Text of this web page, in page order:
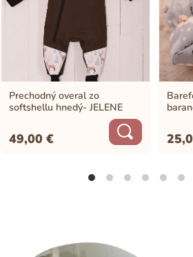
Prechodný overal zo
softshellu hnedý- JELENE
49,00€